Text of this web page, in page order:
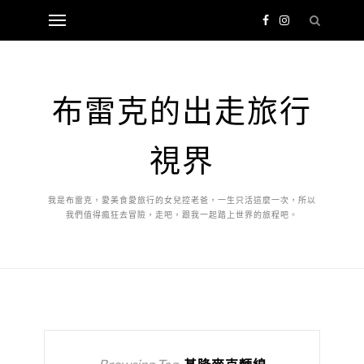
布雷克的出走旅行
視界
我是布雷克，愛美食愛旅行的女兒控老爸，一生只活這麼一次，所以
我們值得瘋狂去冒險，走吧，跟我一起踏上世界的旅程吧。